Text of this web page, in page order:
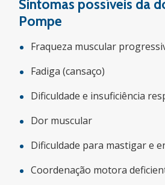
Sintomas possíveis da
Pompe
Fraqueza muscular
Fadiga (cansaço)
Dificuldade e insuficiência
Dor muscular
Dificuldade para mastigar e
Coordenação motora